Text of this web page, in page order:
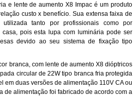
e lente de aumento X8 Impac é um produto
custo x benefício. Sua extensa faixa de
tanto por profissionais como por
pois esta lupa com luminária pode ser
devido ao seu sistema de fixação tipo
branca, com lente de aumento X8 dióptricos
circular de 22W tipo branca fria protegida
em duas versões de alimentação 110V CA ou
de alimentação foi fabricado de acordo com a